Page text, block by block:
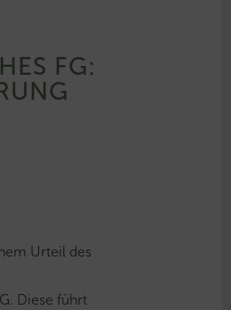
FG:
Urteil des
Diese führt